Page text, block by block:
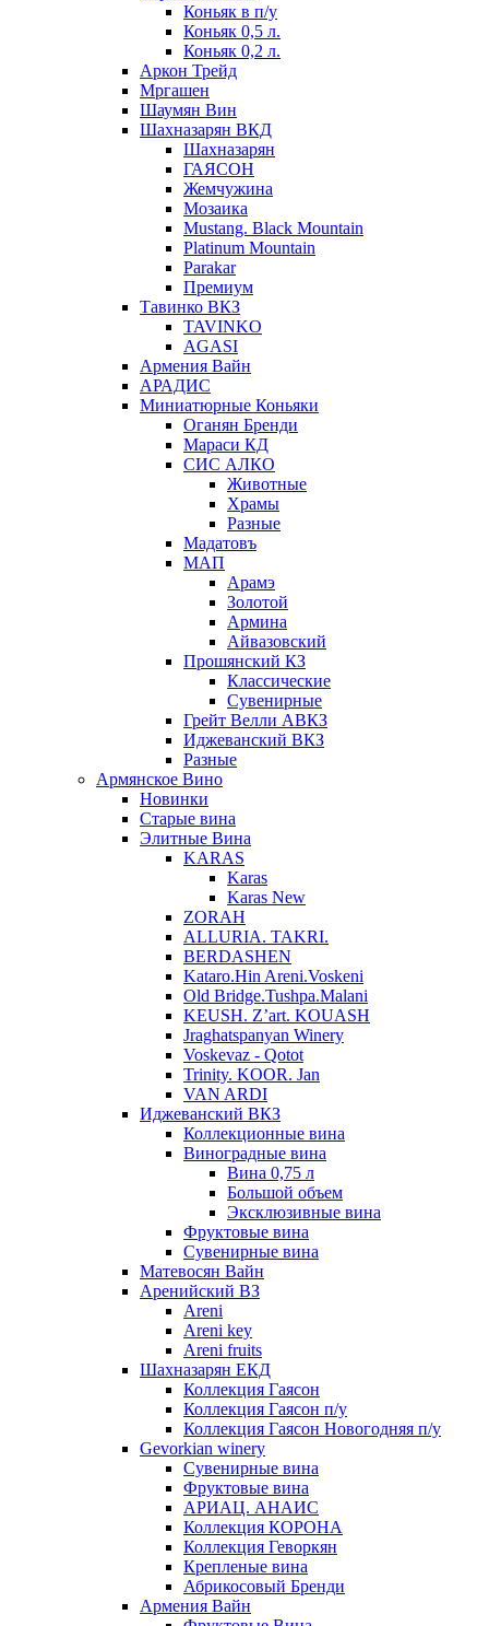
Коньяк в п/у
Коньяк 0,5 л.
Коньяк 0,2 л.
Аркон Трейд
Мргашен
Шаумян Вин
Шахназарян ВКД
Шахназарян
ГАЯСОН
Жемчужина
Мозаика
Mustang. Black Mountain
Platinum Mountain
Parakar
Премиум
Тавинко ВКЗ
TAVINKO
AGASI
Армения Вайн
АРАДИС
Миниатюрные Коньяки
Оганян Бренди
Мараси КД
СИС АЛКО
Животные
Храмы
Разные
Мадатовъ
МАП
Арамэ
Золотой
Армина
Айвазовский
Прошянский КЗ
Классические
Сувенирные
Грейт Велли АВКЗ
Иджеванский ВКЗ
Разные
Армянское Вино
Новинки
Старые вина
Элитные Вина
KARAS
Karas
Karas New
ZORAH
ALLURIA. TAKRI.
BERDASHEN
Kataro.Hin Areni.Voskeni
Old Bridge.Tushpa.Malani
KEUSH. Z’art. KOUASH
Jraghatspanyan Winery
Voskevaz - Qotot
Trinity. KOOR. Jan
VAN ARDI
Иджеванский ВКЗ
Коллекционные вина
Виноградные вина
Вина 0,75 л
Большой объем
Эксклюзивные вина
Фруктовые вина
Cувенирные вина
Матевосян Вайн
Аренийский ВЗ
Areni
Areni key
Areni fruits
Шахназарян ЕКД
Коллекция Гаясон
Коллекция Гаясон п/у
Коллекция Гаясон Новогодняя п/у
Gevorkian winery
Сувенирные вина
Фруктовые вина
АРИАЦ. АНАИС
Коллекция КОРОНА
Коллекция Геворкян
Крепленые вина
Абрикосовый Бренди
Армения Вайн